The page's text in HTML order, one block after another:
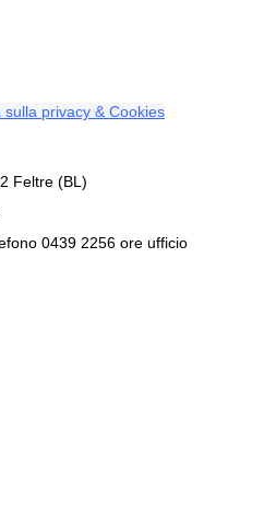
privacy & Cookies
Feltre (BL)
0439 2256 ore ufficio